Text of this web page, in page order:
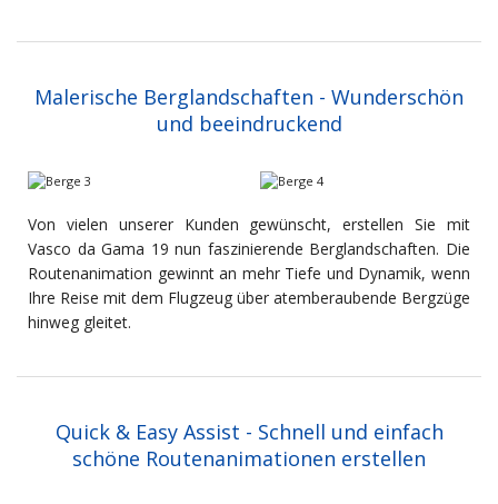
Malerische Berglandschaften - Wunderschön
und beeindruckend
Von vielen unserer Kunden gewünscht, erstellen Sie mit
Vasco da Gama 19 nun faszinierende Berglandschaften. Die
Routenanimation gewinnt an mehr Tiefe und Dynamik, wenn
Ihre Reise mit dem Flugzeug über atemberaubende Bergzüge
hinweg gleitet.
Quick & Easy Assist - Schnell und einfach
schöne Routenanimationen erstellen